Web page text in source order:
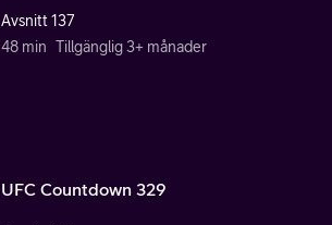
Avsnitt 137
48 min Tillgänglig 3+ månader
UFC Countdown 329